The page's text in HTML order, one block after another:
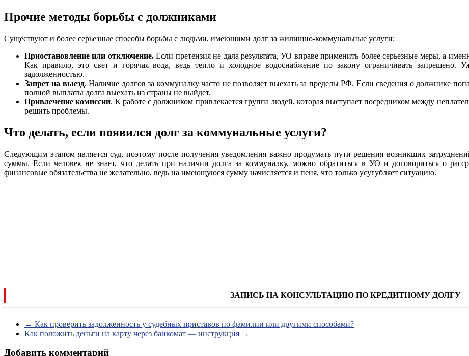
Прочие методы борьбы с должниками
Существуют и более серьезные способы борьбы с людьми, имеющими долг за жилищно-коммунальные услуги:
Приостановление или отключение.Если претензия не дала результата, УО вправе применить более серьезные меры, а
Как правило, это свет и горячая вода, ведь тепло и холодное водоснабжение по закону ограничивать запрещено.
задолженностью.
Запрет на выезд. Наличие долгов за коммуналку часто не позволяет выехать за пределы РФ. Если сведения о должнике
полной выплаты долга выехать из страны не выйдет.
Привлечение комиссии. К работе с должником привлекается группа людей, которая выступает посредником между
решить проблемы.
Что делать, если появился долг за коммунальные услуги?
Следующим этапом является суд, поэтому после получения уведомления важно продумать пути решения возникших
суммы. Если человек не знает, что делать при наличии долга за коммуналку, можно обратиться в УО и договориться о
финансовые обязательства не желательно, ведь на имеющуюся сумму начисляется и пеня, что только усугубляет ситуацию.
ЗАПИСЬ НА КОНСУЛЬТАЦИЮ ПО КРЕДИТНОМУ ДОЛГУ
← Как проверить задолженность у судебных приставов по фамилии или другими способами?
Как положить деньги на карту через банкомат — инструкция →
Добавить комментарий